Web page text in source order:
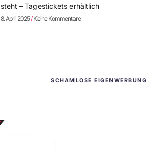
steht – Tagestickets erhältlich
8. April 2025 Keine Kommentare
SCHAMLOSE EIGENWERBUNG